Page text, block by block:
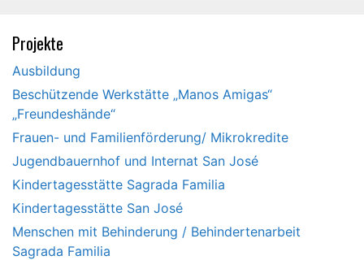
Projekte
Ausbildung
Beschützende Werkstätte „Manos Amigas“
„Freundeshände“
Frauen- und Familienförderung/ Mikrokredite
Jugendbauernhof und Internat San José
Kindertagesstätte Sagrada Familia
Kindertagesstätte San José
Menschen mit Behinderung / Behindertenarbeit
Sagrada Familia